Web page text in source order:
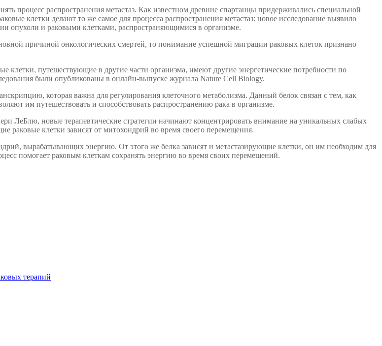
процесс распространения метастаз. Как известном древние спартанцы придерживались специальной
клетки делают то же самое для процесса распространения метастаз: новое исследование выявило
опухоли и раковыми клетками, распространяющимися в организме.
причиной онкологических смертей, то понимание успешной миграции раковых клеток признано
клетки, путешествующие в другие части организма, имеют другие энергетические потребности по
были опубликованы в онлайн-выпуске журнала Nature Cell Biology.
которая важна для регулирования клеточного метаболизма. Данный белок связан с тем, как
им путешествовать и способствовать распространению рака в организме.
ЛеБлю, новые терапевтические стратегии начинают концентрировать внимание на уникальных слабых
раковые клетки зависят от митохондрий во время своего перемещения.
вырабатывающих энергию. От этого же белка зависят и метастазирующие клетки, он им необходим для
помогает раковым клеткам сохранять энергию во время своих перемещений.
терапий